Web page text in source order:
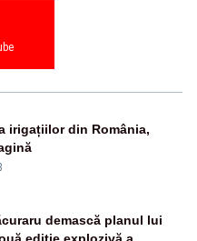
irigațiilor din România,
demască planul lui
ediție explozivă a